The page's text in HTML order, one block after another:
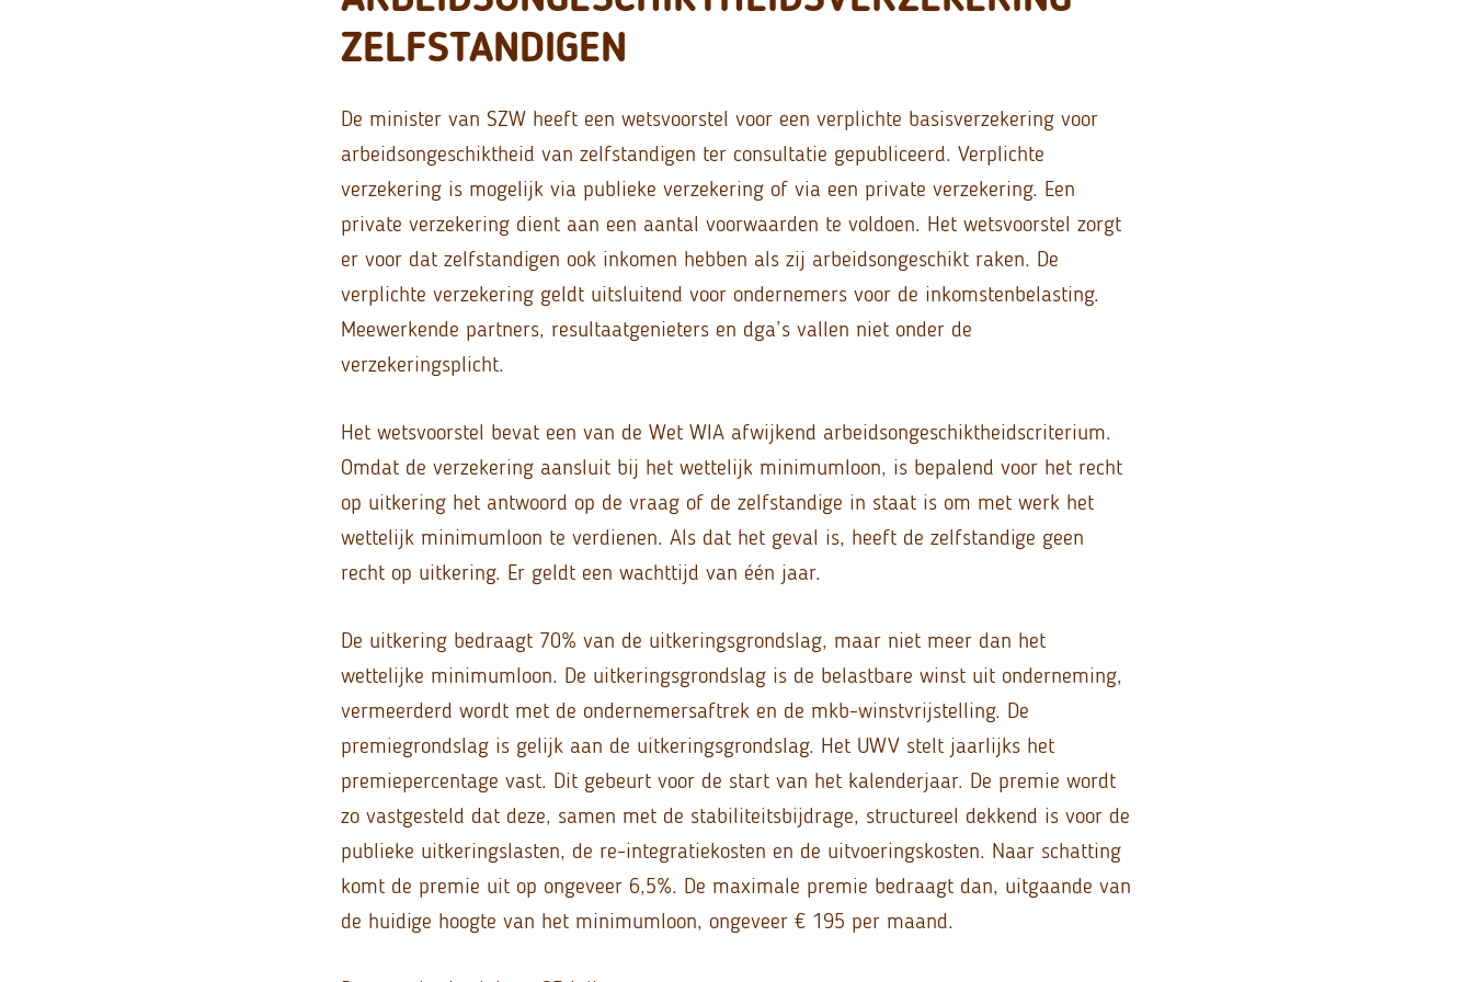
ZELFSTANDIGEN
De minister van SZW heeft een wetsvoorstel voor een verplichte basisverzekering voor
arbeidsongeschiktheid van zelfstandigen ter consultatie gepubliceerd. Verplichte
verzekering is mogelijk via publieke verzekering of via een private verzekering. Een
private verzekering dient aan een aantal voorwaarden te voldoen. Het wetsvoorstel zorgt
er voor dat zelfstandigen ook inkomen hebben als zij arbeidsongeschikt raken. De
verplichte verzekering geldt uitsluitend voor ondernemers voor de inkomstenbelasting.
Meewerkende partners, resultaatgenieters en dga’s vallen niet onder de
verzekeringsplicht.
Het wetsvoorstel bevat een van de Wet WIA afwijkend arbeidsongeschiktheidscriterium.
Omdat de verzekering aansluit bij het wettelijk minimumloon, is bepalend voor het recht
op uitkering het antwoord op de vraag of de zelfstandige in staat is om met werk het
wettelijk minimumloon te verdienen. Als dat het geval is, heeft de zelfstandige geen
recht op uitkering. Er geldt een wachttijd van één jaar.
De uitkering bedraagt 70% van de uitkeringsgrondslag, maar niet meer dan het
wettelijke minimumloon. De uitkeringsgrondslag is de belastbare winst uit onderneming,
vermeerderd wordt met de ondernemersaftrek en de mkb-winstvrijstelling. De
premiegrondslag is gelijk aan de uitkeringsgrondslag. Het UWV stelt jaarlijks het
premiepercentage vast. Dit gebeurt voor de start van het kalenderjaar. De premie wordt
zo vastgesteld dat deze, samen met de stabiliteitsbijdrage, structureel dekkend is voor de
publieke uitkeringslasten, de re-integratiekosten en de uitvoeringskosten. Naar schatting
komt de premie uit op ongeveer 6,5%. De maximale premie bedraagt dan, uitgaande van
de huidige hoogte van het minimumloon, ongeveer € 195 per maand.